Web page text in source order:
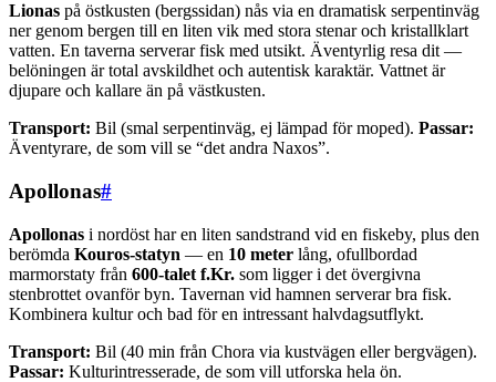
Lionas på östkusten (bergssidan) nås via en dramatisk serpentinväg
ner genom bergen till en liten vik med stora stenar och kristallklart
vatten. En taverna serverar fisk med utsikt. Äventyrlig resa dit —
belöningen är total avskildhet och autentisk karaktär. Vattnet är
djupare och kallare än på västkusten.
Transport: Bil (smal serpentinväg, ej lämpad för moped). Passar:
Äventyrare, de som vill se “det andra Naxos”.
Apollonas#
Apollonas i nordöst har en liten sandstrand vid en fiskeby, plus den
berömda Kouros-statyn — en 10 meter lång, ofullbordad
marmorstaty från 600-talet f.Kr. som ligger i det övergivna
stenbrottet ovanför byn. Tavernan vid hamnen serverar bra fisk.
Kombinera kultur och bad för en intressant halvdagsutflykt.
Transport: Bil (40 min från Chora via kustvägen eller bergvägen).
Passar: Kulturintresserade, de som vill utforska hela ön.